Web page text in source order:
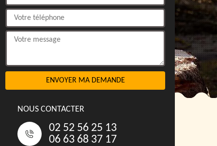
NOUS CONTACTER
02 52 56 25 13
06 63 68 37 17